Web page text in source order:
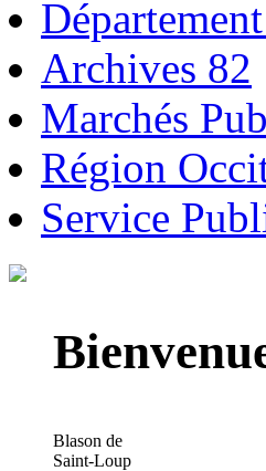
Archives 82
Marchés
Région
Service
Blason de
Saint-Loup